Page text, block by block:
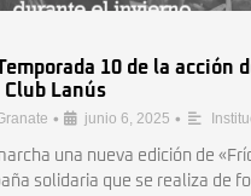
10 de la acción
Club Lanús
• junio 6, 2025 •
una nueva edición de
solidaria que se realiza de